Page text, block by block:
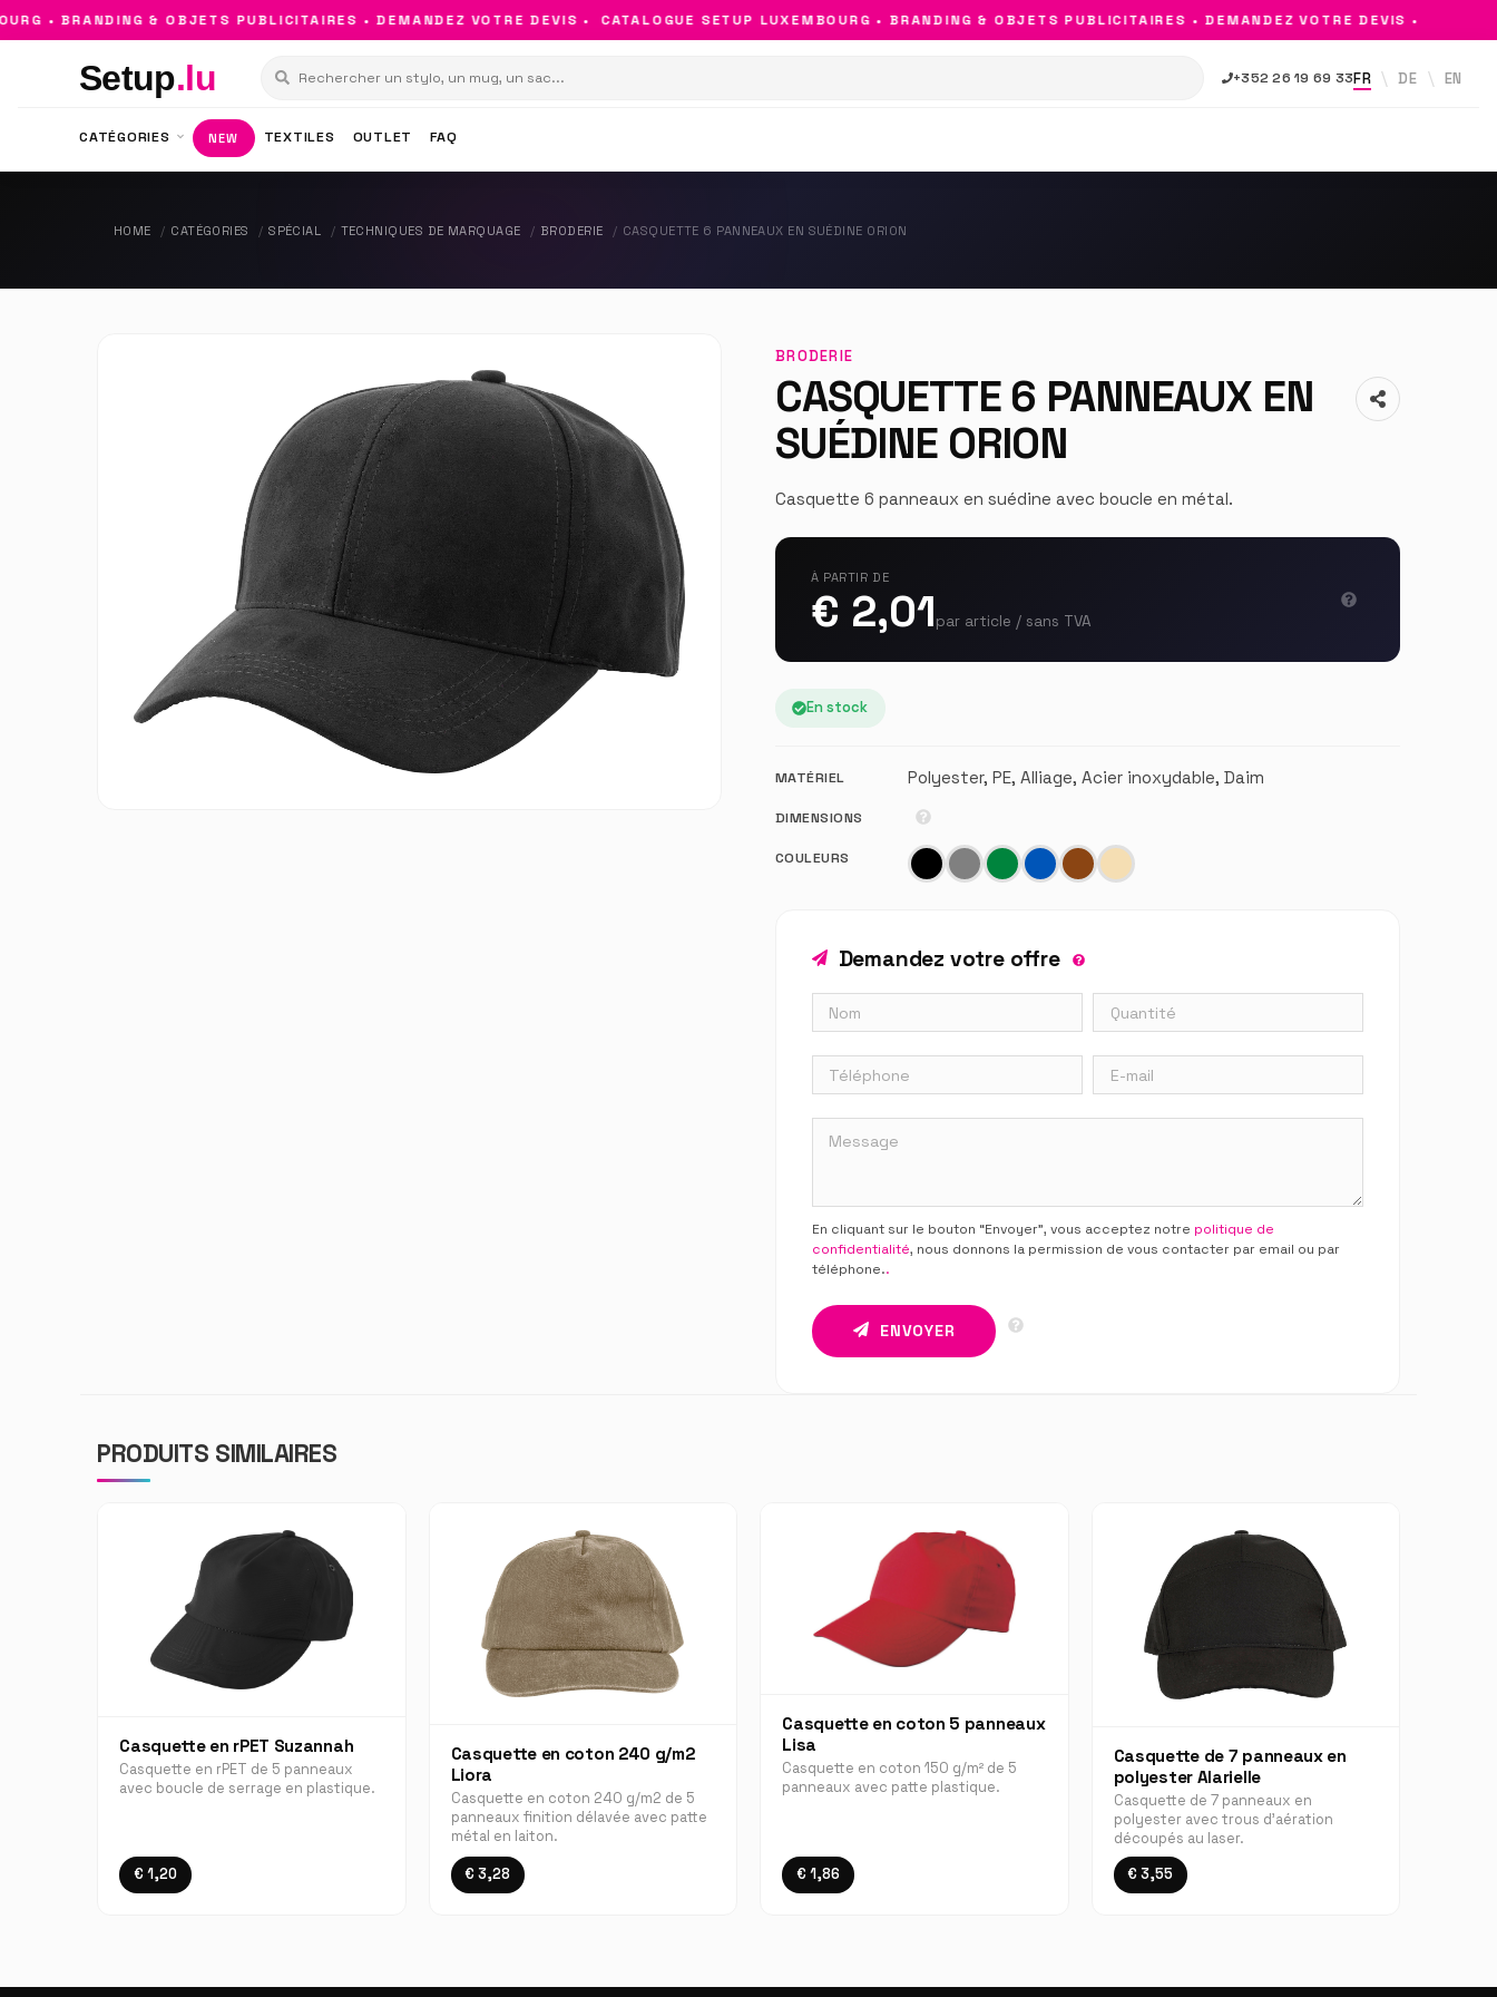
• BRANDING & OBJETS PUBLICITAIRES • DEMANDEZ VOTRE DEVIS • CATALOGUE SETUP LUXEMBOURG • BRANDING & OBJETS PUBLICITAIRES • DEMANDEZ VOTRE DEVIS •
Setup.lu +352 26 19 69 33FR DE EN
CATÉGORIES NEW TEXTILES OUTLET FAQ
HOME CATÉGORIES SPÉCIAL TECHNIQUES DE MARQUAGE BRODERIE CASQUETTE 6 PANNEAUX EN SUÉDINE ORION
BRODERIE
CASQUETTE 6 PANNEAUX EN
SUÉDINE ORION
Casquette 6 panneaux en suédine avec boucle en métal.
À PARTIR DE
€ 2,01par article / sans TVA
En stock
MATÉRIEL Polyester, PE, Alliage, Acier inoxydable, Daim
DIMENSIONS
COULEURS
Demandez votre offre
En cliquant sur le bouton “Envoyer”, vous acceptez notre politique de
confidentialité, nous donnons la permission de vous contacter par email ou par
téléphone..
ENVOYER
PRODUITS SIMILAIRES
Casquette en rPET Suzannah
Casquette en rPET de 5 panneaux
avec boucle de serrage en plastique.
€ 1,20
Casquette en coton 240 g/m2
Liora
Casquette en coton 240 g/m2 de 5
panneaux finition délavée avec patte
métal en laiton.
€ 3,28
Casquette en coton 5 panneaux
Lisa
Casquette en coton 150 g/m² de 5
panneaux avec patte plastique.
€ 1,86
Casquette de 7 panneaux en
polyester Alarielle
Casquette de 7 panneaux en
polyester avec trous d’aération
découpés au laser.
€ 3,55